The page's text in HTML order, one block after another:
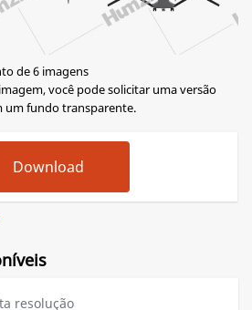
de 6 imagens
você pode solicitar uma versão
um fundo transparente.
resolução